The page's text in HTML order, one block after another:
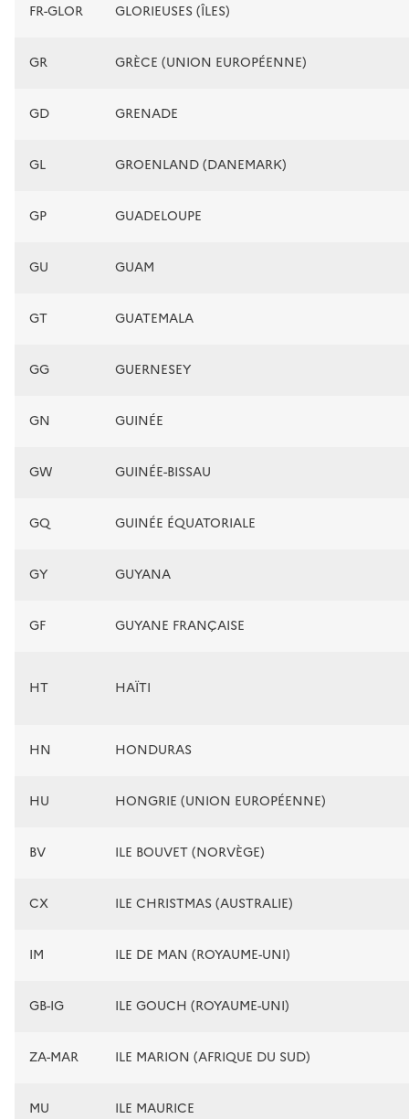
FR-GLOR GLORIEUSES (ÎLES)
GR GRÈCE (UNION EUROPÉENNE)
GD GRENADE
GL GROENLAND (DANEMARK)
GP GUADELOUPE
GU GUAM
GT GUATEMALA
GG GUERNESEY
GN GUINÉE
GW GUINÉE-BISSAU
GQ GUINÉE ÉQUATORIALE
GY GUYANA
GF GUYANE FRANÇAISE
HT HAÏTI
HN HONDURAS
HU HONGRIE (UNION EUROPÉENNE)
BV ILE BOUVET (NORVÈGE)
CX ILE CHRISTMAS (AUSTRALIE)
IM ILE DE MAN (ROYAUME-UNI)
GB-IG ILE GOUCH (ROYAUME-UNI)
ZA-MAR ILE MARION (AFRIQUE DU SUD)
MU ILE MAURICE